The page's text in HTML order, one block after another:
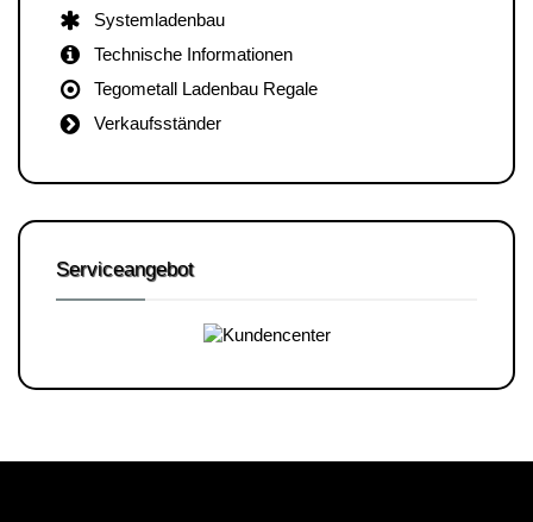
Systemladenbau
Technische Informationen
Tegometall Ladenbau Regale
Verkaufsständer
Serviceangebot